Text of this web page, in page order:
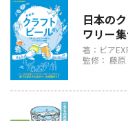
日本の
ワリー
著：ビア
監修： 藤原